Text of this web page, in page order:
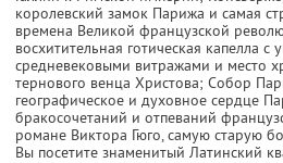
королевский замок Парижа и самая
времена Великой французской
восхитительная готическая капелла с
средневековыми витражами и место
тернового венца Христова; Собор
географическое и духовное сердце
бракосочетаний и отпеваний
романе Виктора Гюго, самую старую
Вы посетите знаменитый Латинский